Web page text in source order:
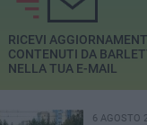
RICEVI
CONTENUTI DA
NELLA TUA E-MAIL
6 AGOSTO